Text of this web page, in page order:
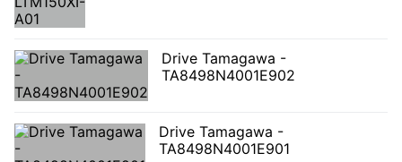
Drive Tamagawa -
TA8498N4001E902
Drive Tamagawa -
TA8498N4001E901